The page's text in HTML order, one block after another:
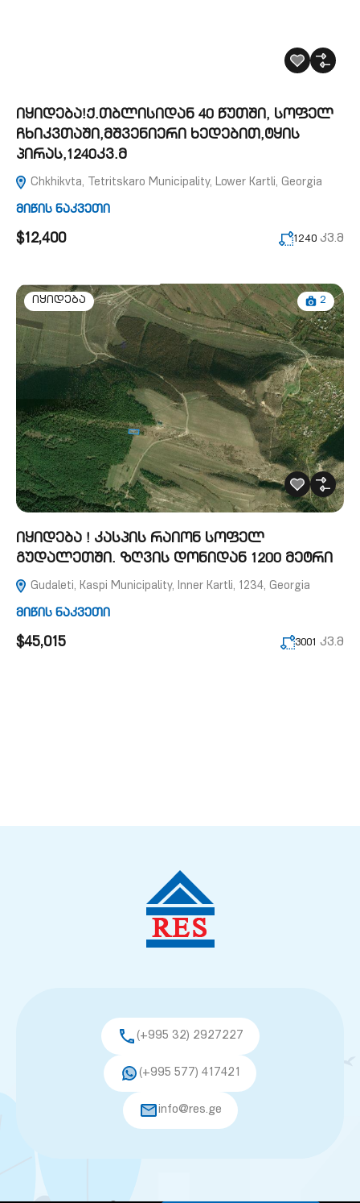
იყიდება!ქ.თბლისიდან 40 წუთში, სოფელ
ჩხიკვთაში,მშვენიერი ხედებით,ტყის
პირას,1240კვ.მ
Chkhikvta, Tetritskaro Municipality, Lower Kartli, Georgia
მიწის ნაკვეთი
$12,400 1240 კვ.მ
იყიდება 2
იყიდება ! კასპის რაიონ სოფელ
გუდალეთში. ზღვის დონიდან 1200 მეტრი
Gudaleti, Kaspi Municipality, Inner Kartli, 1234, Georgia
მიწის ნაკვეთი
$45,015 3001 კვ.მ
(+995 32) 2927227
(+995 577) 417421
info@res.ge